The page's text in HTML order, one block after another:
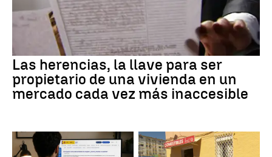
Las herencias, la llave para ser
propietario de una vivienda en un
mercado cada vez más inaccesible